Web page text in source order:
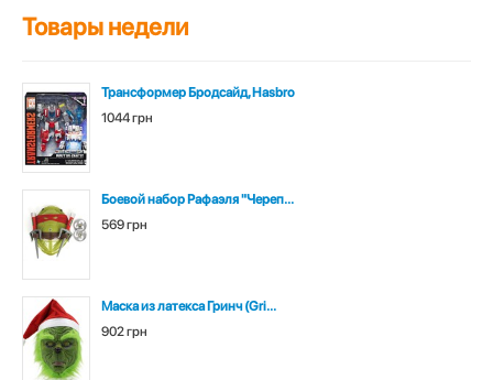
Товары недели
Трансформер Бродсайд, Hasbro
1044 грн
Боевой набор Рафаэля "Череп...
569 грн
Маска из латекса Гринч (Gri...
902 грн